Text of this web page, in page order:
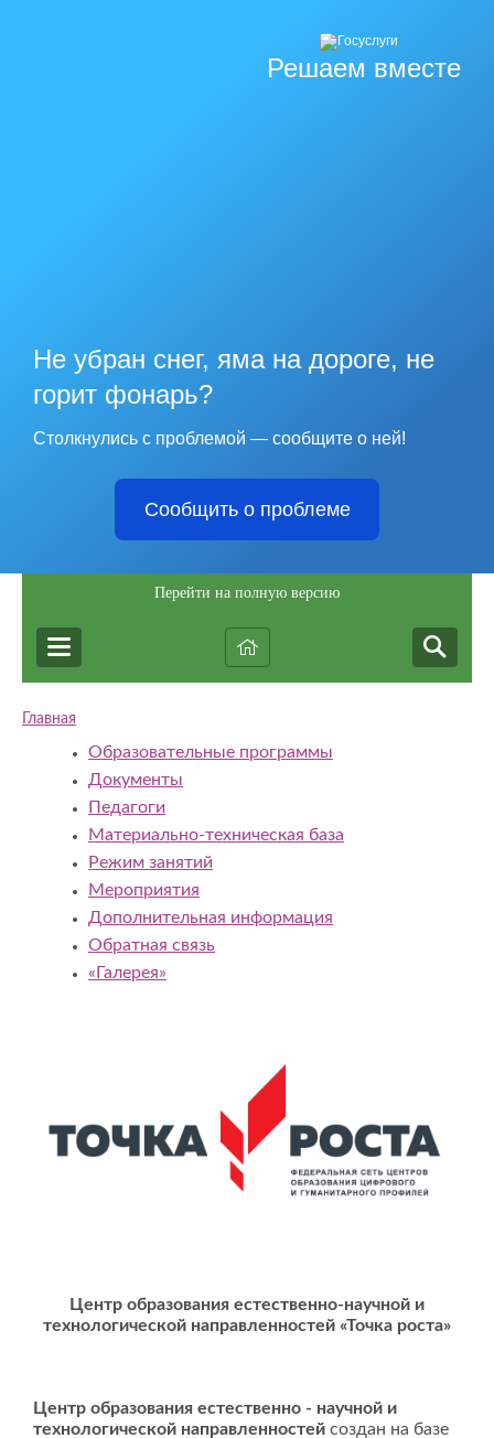
Решаем вместе
Не убран снег, яма на дороге, не
горит фонарь?
Столкнулись с проблемой — сообщите о ней!
Сообщить о проблеме
Перейти на полную версию
Главная
Образовательные программы
Документы
Педагоги
Материально-техническая база
Режим занятий
Мероприятия
Дополнительная информация
Обратная связь
«Галерея»
Центр образования естественно-научной и
технологической направленностей «Точка роста»
Центр образования естественно - научной и
технологической направленностей создан на базе